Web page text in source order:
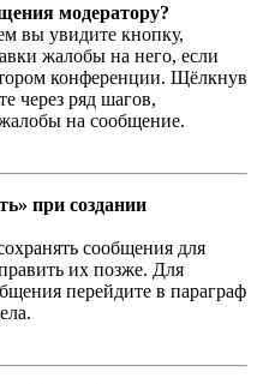
модератору?
вы увидите кнопку,
жалобы на него, если
конференции. Щёлкнув
через ряд шагов,
на сообщение.
при создании
сообщения для
их позже. Для
перейдите в параграф